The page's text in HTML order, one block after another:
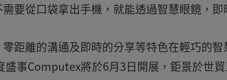
要從口袋拿出手機，就能透過智慧眼鏡，即
距離的溝通及即時的分享等特色在輕巧的
盛事Computex將於6月3日開展，鉅景於世